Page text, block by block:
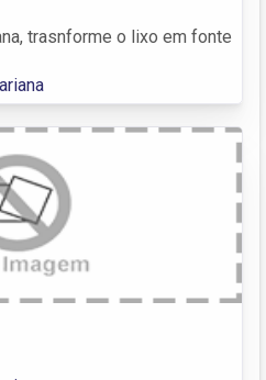
trasnforme o lixo em fonte